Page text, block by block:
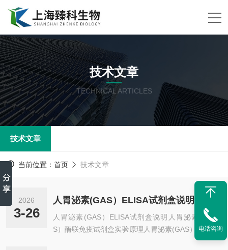
技术文章
TECHNICAL ARTICLES
技术文章
当前位置： 首页 技术文章
2026
3-26
人胃泌素(GAS）ELISA试剂盒说明
人胃泌素(GAS）ELISA试剂盒说明人胃泌素(GA
S）酶联免疫试剂盒实验原理人胃泌素(GAS）ELIS
A试剂盒采用双抗体一步夹心法酶联免疫吸附试验
电话咨询